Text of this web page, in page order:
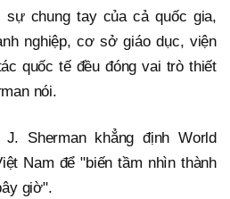
sự chung tay của cả quốc gia,
nghiệp, cơ sở giáo dục, viện
quốc tế đều đóng vai trò thiết
nói.
Sherman khẳng định World
Nam để "biến tầm nhìn thành
giờ".